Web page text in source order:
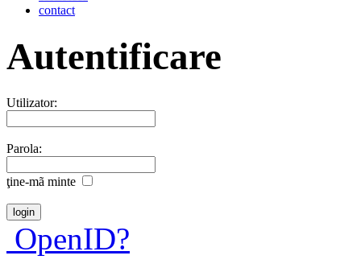
contact
Autentificare
Utilizator:
Parola:
ţine-mã minte
OpenID?